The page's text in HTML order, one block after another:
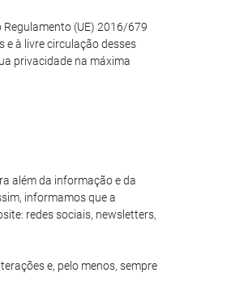
(UE) 2016/679
e à livre circulação desses
privacidade na máxima
além da informação e da
informamos que a
redes sociais, newsletters,
e, pelo menos, sempre